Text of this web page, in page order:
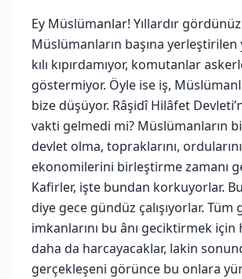
Ey Müslümanlar! Yıllardır
Müslümanların başına
kılı kıpırdamıyor, komutanlar
göstermiyor. Öyle ise iş,
bize düşüyor. Râşidî Hilâfet
vakti gelmedi mi? Müslümanların
devlet olma, topraklarını,
ekonomilerini birleştirme zamanı
Kafirler, işte bundan korkuyorlar.
diye gece gündüz çalışıyorlar.
imkanlarını bu ânı geciktirmek için
daha da harcayacaklar, lakin
gerçekleşeni görünce bu onlara